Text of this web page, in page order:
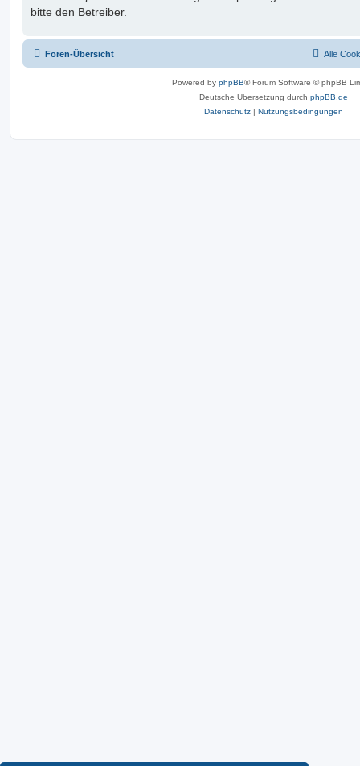
bitte den Betreiber.
Foren-Übersicht Alle
Powered by phpBB® Forum Software © phpBB
Deutsche Übersetzung durch phpBB.de
Datenschutz
Nutzungsbedingungen